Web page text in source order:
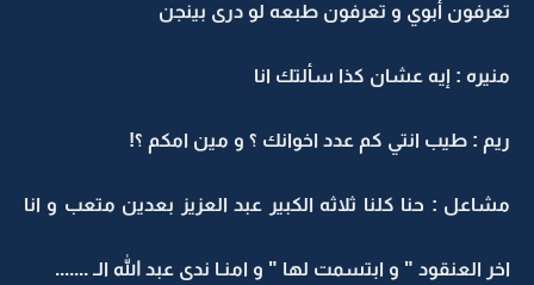
تعرفون أبوي و تعرفون طبعه لو درى بينجن
منيره : إيه عشان كذا سألتك انا
ريم : طيب انتي كم عدد اخوانك ؟ و مين امكم ؟!
مشاعل : حنا كلنا ثلاثه الكبير عبد العزيز بعدين متعب و انا
اخر العنقود " و ابتسمت لها " و امنـا ندى عبد الله الـ .......